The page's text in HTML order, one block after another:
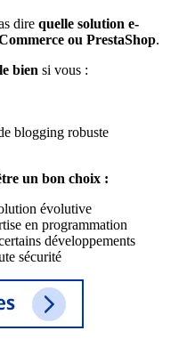
dire quelle solution e-
ou PrestaShop.
bien si vous :
blogging robuste
un bon choix :
évolutive
en programmation
développements
sécurité